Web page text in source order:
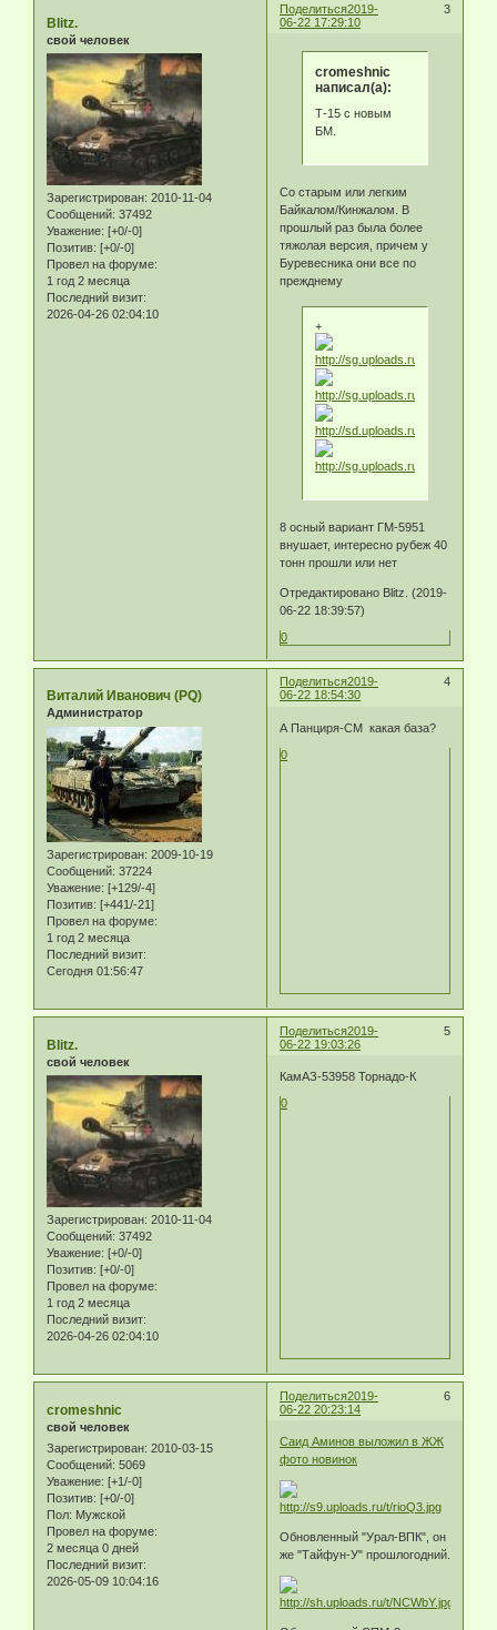
Поделиться 3
2019-
06-22 17:29:10
Blitz.
свой человек
Зарегистрирован: 2010-11-04
Сообщений: 37492
Уважение: [+0/-0]
Позитив: [+0/-0]
Провел на форуме:
1 год 2 месяца
Последний визит:
2026-04-26 02:04:10
cromeshnic
написал(а):
Т-15 с новым
БМ.
Со старым или легким
Байкалом/Кинжалом. В
прошлый раз была более
тяжолая версия, причем у
Буревесника они все по
прежднему
+
8 осный вариант ГМ-5951
внушает, интересно рубеж 40
тонн прошли или нет
Отредактировано Blitz. (2019-
06-22 18:39:57)
0
Поделиться 4
2019-
06-22 18:54:30
Виталий Иванович (PQ)
Администратор
Зарегистрирован: 2009-10-19
Сообщений: 37224
Уважение: [+129/-4]
Позитив: [+441/-21]
Провел на форуме:
1 год 2 месяца
Последний визит:
Сегодня 01:56:47
А Панциря-СМ какая база?
0
Поделиться 5
2019-
06-22 19:03:26
Blitz.
свой человек
Зарегистрирован: 2010-11-04
Сообщений: 37492
Уважение: [+0/-0]
Позитив: [+0/-0]
Провел на форуме:
1 год 2 месяца
Последний визит:
2026-04-26 02:04:10
КамАЗ-53958 Торнадо-К
0
Поделиться 6
2019-
06-22 20:23:14
cromeshnic
свой человек
Зарегистрирован: 2010-03-15
Сообщений: 5069
Уважение: [+1/-0]
Позитив: [+0/-0]
Пол: Мужской
Провел на форуме:
2 месяца 0 дней
Последний визит:
2026-05-09 10:04:16
Саид Аминов выложил в ЖЖ
фото новинок
Обновленный "Урал-ВПК", он
же "Тайфун-У" прошлогодний.